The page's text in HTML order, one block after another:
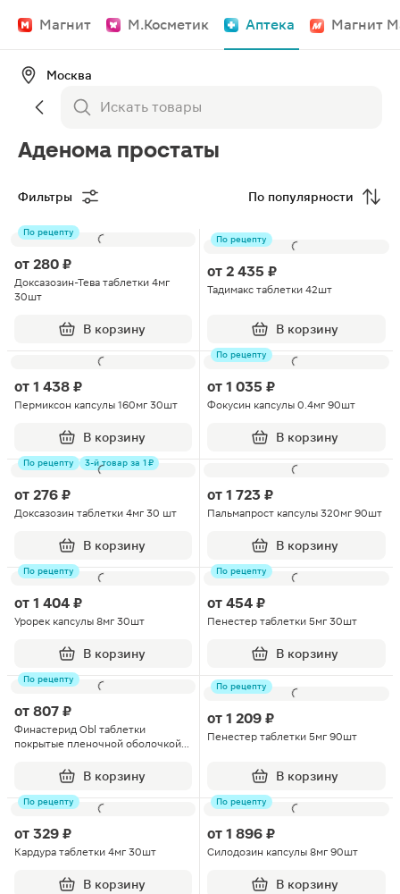
Магнит М.Косметик Аптека Магнит
Москва
Аденома простаты
Фильтры По популярности
По рецепту
от 280 ₽
Доксазозин-Тева таблетки 4мг
30шт
В корзину
По рецепту
от 2 435 ₽
Тадимакс таблетки 42шт
В корзину
от 1 438 ₽
Пермиксон капсулы 160мг 30шт
В корзину
По рецепту
от 1 035 ₽
Фокусин капсулы 0.4мг 90шт
В корзину
По рецепту 3-й товар за 1 ₽
от 276 ₽
Доксазозин таблетки 4мг 30 шт
В корзину
от 1 723 ₽
Пальмапрост капсулы 320мг 90шт
В корзину
По рецепту
от 1 404 ₽
Урорек капсулы 8мг 30шт
В корзину
По рецепту
от 454 ₽
Пенестер таблетки 5мг 30шт
В корзину
По рецепту
от 807 ₽
Финастерид Obl таблетки
покрытые пленочной оболочкой
В корзину
По рецепту
от 1 209 ₽
Пенестер таблетки 5мг 90шт
В корзину
По рецепту
от 329 ₽
Кардура таблетки 4мг 30шт
В корзину
По рецепту
от 1 896 ₽
Силодозин капсулы 8мг 90шт
В корзину